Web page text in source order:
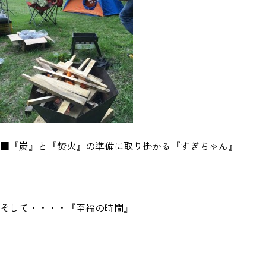
■『炭』と『焚火』の準備に取り掛かる『すぎちゃん』
そして・・・・『至福の時間』